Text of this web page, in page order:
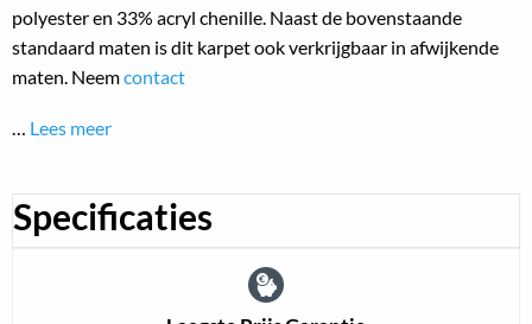
polyester en 33% acryl chenille. Naast de bovenstaande
standaard maten is dit karpet ook verkrijgbaar in afwijkende
maten. Neemcontact
Lees meer
Specificaties